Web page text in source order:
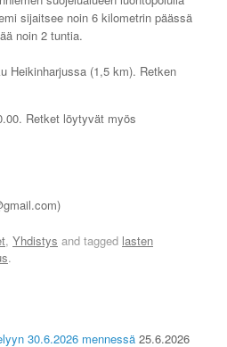
sijaitsee noin 6 kilometrin päässä
noin 2 tuntia.
Heikinharjussa (1,5 km). Retken
Retket löytyvät myös
, Yhdistys and tagged lasten
.
30.6.2026 mennessä 25.6.2026